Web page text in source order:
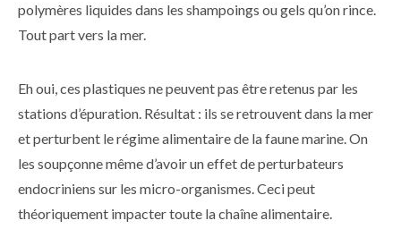
polymères liquides dans les shampoings ou gels qu’on rince.
Tout part vers la mer.
Eh oui, ces plastiques ne peuvent pas être retenus par les
stations d’épuration. Résultat : ils se retrouvent dans la mer
et perturbent le régime alimentaire de la faune marine. On
les soupçonne même d’avoir un effet de perturbateurs
endocriniens sur les micro-organismes. Ceci peut
théoriquement impacter toute la chaîne alimentaire.